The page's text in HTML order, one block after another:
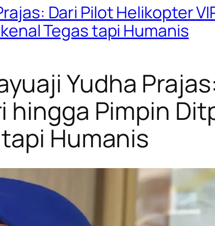
Dari Pilot Helikopter
Tegas tapi Humanis
Yudha
hingga Pimpin
Humanis